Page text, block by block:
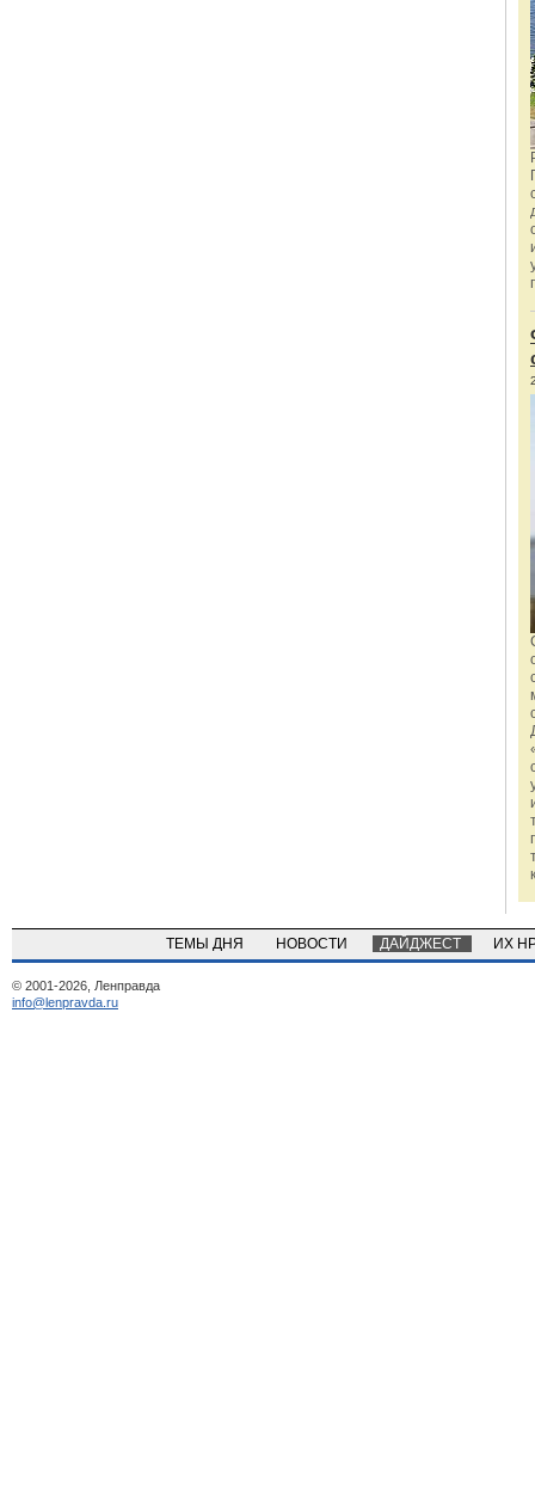
ТЕМЫ ДНЯ НОВОСТИ ДАЙДЖЕСТ ИХ
© 2001-2026, Ленправда
info@lenpravda.ru